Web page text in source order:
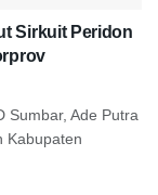
Sirkuit Peridon
Sumbar, Ade Putra
Kabupaten